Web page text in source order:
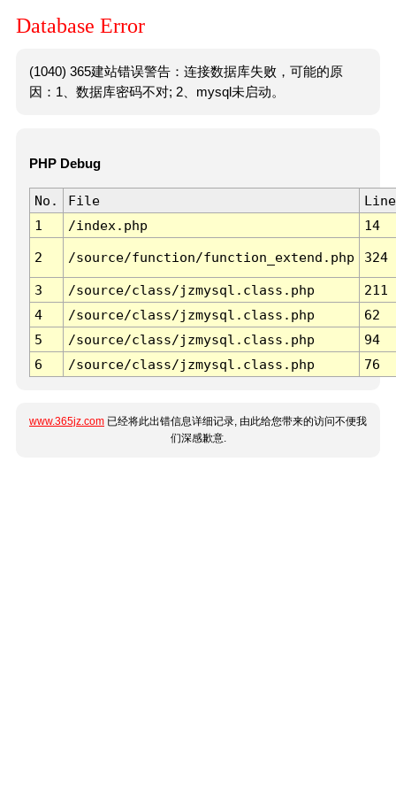
Database Error
(1040) 365建站错误警告：连接数据库失败，可能的原
因：1、数据库密码不对; 2、mysql未启动。
PHP Debug
No. File
Line
1
/index.php 14
2 /source/function/function_extend.php 324
3 /source/class/jzmysql.class.php
211
4
/source/class/jzmysql.class.php
62
5
/source/class/jzmysql.class.php
94
6
/source/class/jzmysql.class.php 76
www.365jz.com 已经将此出错信息详细记录, 由此给您带来的访问不便我
们深感歉意.